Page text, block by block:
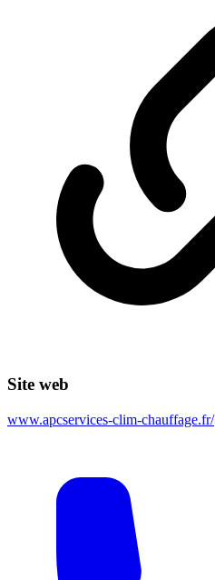
Site web
www.apcservices-clim-chauffage.fr/